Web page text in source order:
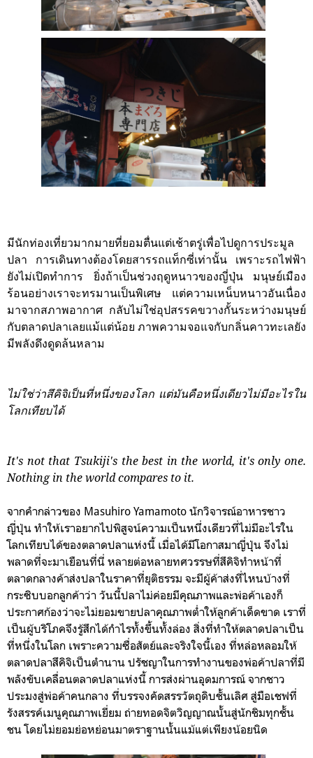
มีนักท่องเที่ยวมากมายที่ยอมตื่นแต่เช้าตรู่เพื่อไปดูการประมูล
ปลา การเดินทางต้องโดยสารรถแท็กซี่เท่านั้น เพราะรถไฟฟ้า
ยังไม่เปิดทำการ ยิ่งถ้าเป็นช่วงฤดูหนาวของญี่ปุ่น มนุษย์เมือง
ร้อนอย่างเราจะทรมานเป็นพิเศษ แต่ความเหน็บหนาวอันเนื่อง
มาจากสภาพอากาศ กลับไม่ใช่อุปสรรคขวางกั้นระหว่างมนุษย์
กับตลาดปลาเลยแม้แต่น้อย ภาพความจอแจกับกลิ่นคาวทะเลยัง
มีพลังดึงดูดล้นหลาม
ไม่ใช่ว่าสึคิจิเป็นที่หนึ่งของโลก แต่มันคือหนึ่งเดียวไม่มีอะไรใน
โลกเทียบได้
It's not that Tsukiji's the best in the world, it's only one.
Nothing in the world compares to it.
จากคำกล่าวของ Masuhiro Yamamoto นักวิจารณ์อาหารชาว
ญี่ปุ่น ทำให้เราอยากไปพิสูจน์ความเป็นหนึ่งเดียวที่ไม่มีอะไรใน
โลกเทียบได้ของตลาดปลาแห่งนี้ เมื่อได้มีโอกาสมาญี่ปุ่น จึงไม่
พลาดที่จะมาเยือนที่นี่ หลายต่อหลายทศวรรษที่สึคิจิทำหน้าที่
ตลาดกลางค้าส่งปลาในราคาที่ยุติธรรม จะมีผู้ค้าส่งที่ไหนบ้างที่
กระซิบบอกลูกค้าว่า วันนี้ปลาไม่ค่อยมีคุณภาพและพ่อค้าเองก็
ประกาศก้องว่าจะไม่ยอมขายปลาคุณภาพต่ำให้ลูกค้าเด็ดขาด เราที่
เป็นผู้บริโภคจึงรู้สึกได้กำไรทั้งขึ้นทั้งล่อง สิ่งที่ทำให้ตลาดปลาเป็น
ที่หนึ่งในโลก เพราะความซื่อสัตย์และจริงใจนี้เอง ที่หล่อหลอมให้
ตลาดปลาสึคิจิเป็นตำนาน ปรัชญาในการทำงานของพ่อค้าปลาที่มี
พลังขับเคลื่อนตลาดปลาแห่งนี้ การส่งผ่านอุดมการณ์ จากชาว
ประมงสู่พ่อค้าคนกลาง ที่บรรจงคัดสรรวัตถุดิบชั้นเลิศ สู่มือเชฟที่
รังสรรค์เมนูคุณภาพเยี่ยม ถ่ายทอดจิตวิญญาณนั้นสู่นักชิมทุกชั้น
ชน โดยไม่ยอมย่อหย่อนมาตราฐานนั้นแม้แต่เพียงน้อยนิด